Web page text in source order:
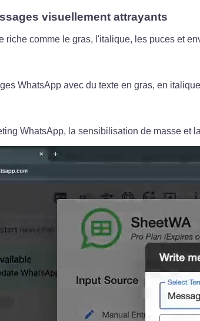
visuellement attrayants
riche comme le gras, l'italique, les puces et
WhatsApp avec du texte en gras, en
WhatsApp, la sensibilisation de masse et